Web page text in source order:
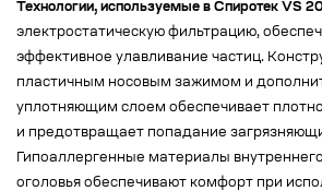
Технологии, используемые в Спиротек VS
электростатическую фильтрацию,
эффективное улавливание частиц.
пластичным носовым зажимом и
уплотняющим слоем обеспечивает
и предотвращает попадание
Гипоаллергенные материалы
оголовья обеспечивают комфорт при